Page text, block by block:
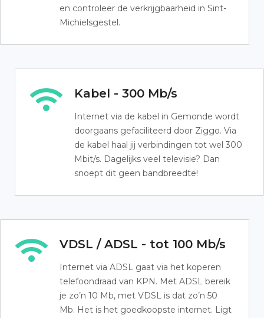
en controleer de verkrijgbaarheid in Sint-
Michielsgestel.
Kabel - 300 Mb/s
Internet via de kabel in Gemonde wordt
doorgaans gefaciliteerd door Ziggo. Via
de kabel haal jij verbindingen tot wel 300
Mbit/s. Dagelijks veel televisie? Dan
snoept dit geen bandbreedte!
VDSL / ADSL - tot 100 Mb/s
Internet via ADSL gaat via het koperen
telefoondraad van KPN. Met ADSL bereik
je zo’n 10 Mb, met VDSL is dat zo’n 50
Mb. Het is het goedkoopste internet. Ligt